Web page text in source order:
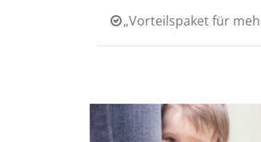
„Vorteilspaket für